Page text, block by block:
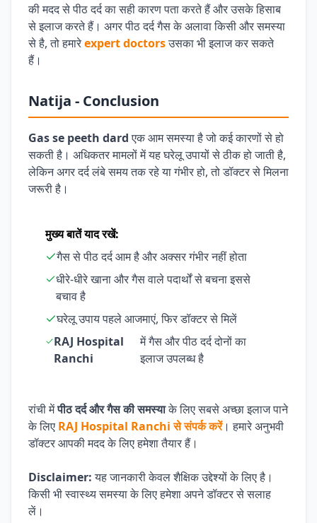
की मदद से पीठ दर्द का सही कारण पता करते हैं और उसके हिसाब
से इलाज करते हैं। अगर पीठ दर्द गैस के अलावा किसी और समस्या
से है, तो हमारेexpert doctorsउसका भी इलाज कर सकते
हैं।
Natija - Conclusion
Gas se peeth dardएक आम समस्या है जो कई कारणों से हो
सकती है। अधिकतर मामलों में यह घरेलू उपायों से ठीक हो जाती है,
लेकिन अगर दर्द लंबे समय तक रहे या गंभीर हो, तो डॉक्टर से मिलना
जरूरी है।
मुख्य बातें याद रखें:
गैस से पीठ दर्द आम है और अक्सर गंभीर नहीं होता
धीरे-धीरे खाना और गैस वाले पदार्थों से बचना इससे
बचाव है
घरेलू उपाय पहले आजमाएं, फिर डॉक्टर से मिलें
RAJ Hospital
Ranchi
में गैस और पीठ दर्द दोनों का
इलाज उपलब्ध है
रांची मेंपीठ दर्द और गैस की समस्याके लिए सबसे अच्छा इलाज पाने
के लिए RAJ Hospital Ranchi से संपर्क करें। हमारे अनुभवी
डॉक्टर आपकी मदद के लिए हमेशा तैयार हैं।
Disclaimer:यह जानकारी केवल शैक्षिक उद्देश्यों के लिए है।
किसी भी स्वास्थ्य समस्या के लिए हमेशा अपने डॉक्टर से सलाह
लें।